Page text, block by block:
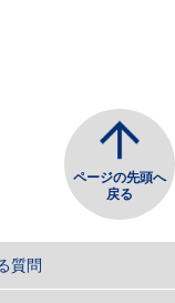
ページの先頭へ
戻る
質問